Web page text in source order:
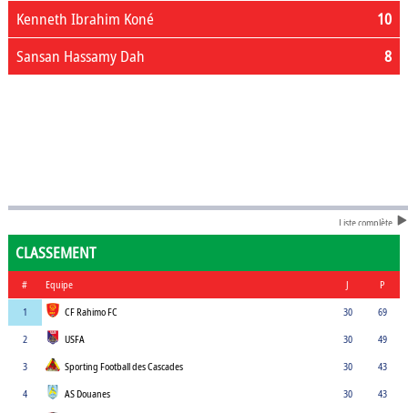
10
Kenneth Ibrahim Koné
8
Sansan Hassamy Dah
Liste complète
CLASSEMENT
# Equipe J
P
1
CF Rahimo FC 30
69
2
USFA 30
49
3
Sporting Football des Cascades 30
43
4
AS Douanes 30
43